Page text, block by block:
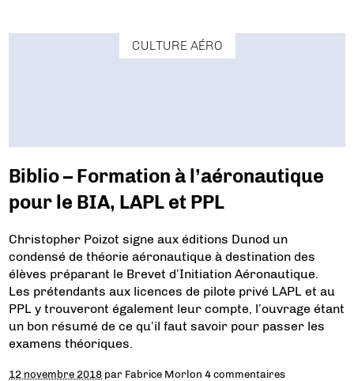
CULTURE AÉRO
Biblio – Formation à l’aéronautique
pour le BIA, LAPL et PPL
Christopher Poizot signe aux éditions Dunod un
condensé de théorie aéronautique à destination des
élèves préparant le Brevet d’Initiation Aéronautique.
Les prétendants aux licences de pilote privé LAPL et au
PPL y trouveront également leur compte, l’ouvrage étant
un bon résumé de ce qu’il faut savoir pour passer les
examens théoriques.
12 novembre 2018 par Fabrice Morlon 4 commentaires